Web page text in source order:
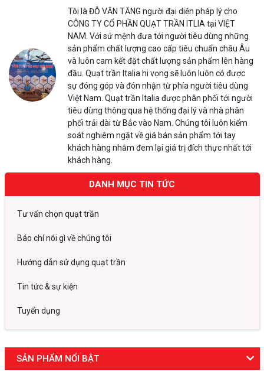
Tôi là ĐỖ VĂN TĂNG người đại diện pháp lý cho
CÔNG TY CỔ PHẦN QUẠT TRẦN ITLIA tại VIỆT
NAM. Với sứ mệnh đưa tới người tiêu dùng những
sản phẩm chất lượng cao cấp tiêu chuẩn châu Âu
và luôn cam kết đặt chất lượng sản phẩm lên hàng
đầu. Quạt trần Italia hi vọng sẽ luôn luôn có được
sự đóng góp và đón nhận từ phía người tiêu dùng
Việt Nam. Quạt trần Italia được phân phối tới người
tiêu dùng thông qua hệ thống đại lý và nhà phân
phối trải dài từ Bắc vào Nam. Chúng tôi luôn kiểm
soát nghiêm ngặt về giá bán sản phẩm tới tay
khách hàng nhằm đem lại giá trị đích thực nhất tới
khách hàng.
DANH MỤC TIN TỨC
Tư vấn chọn quạt trần
Báo chí nói gì về chúng tôi
Hướng dẫn sử dụng quạt trần
Tin tức & sự kiện
Tuyển dụng
SẢN PHẨM NỔI BẬT